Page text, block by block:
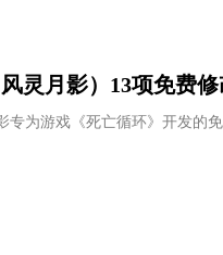
灵月影）13项免费修
为游戏《死亡循环》开发的免